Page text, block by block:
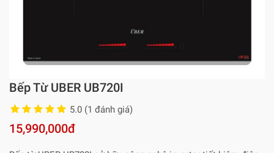
Bếp Từ UBER UB720I
5.0 (1 đánh giá)
15,990,000đ